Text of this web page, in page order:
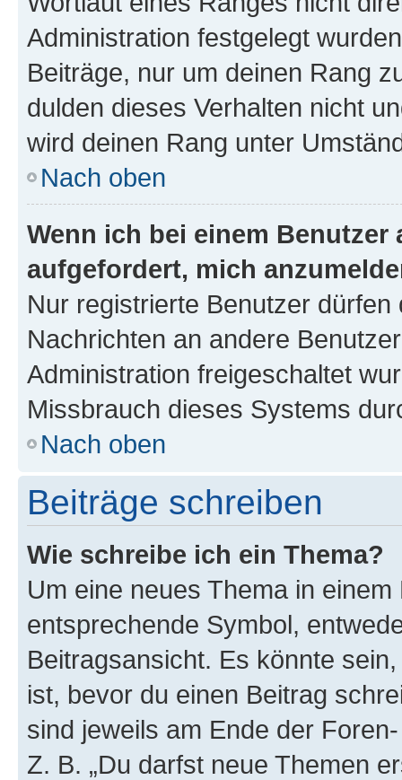
Administration festgelegt
Beiträge, nur um deinen Rang
dulden dieses Verhalten nicht
wird deinen Rang unter
Nach oben
Wenn ich bei einem
aufgefordert, mich
Nur registrierte Benutzer
Nachrichten an andere
Administration freigeschaltet
Missbrauch dieses Systems
Nach oben
Beiträge schreiben
Wie schreibe ich ein Thema?
Um eine neues Thema in
entsprechende Symbol,
Beitragsansicht. Es könnte
ist, bevor du einen Beitrag
sind jeweils am Ende der
Z. B. „Du darfst neue Themen